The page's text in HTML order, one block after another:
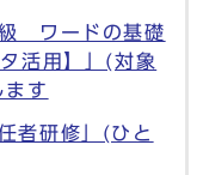
ワードの基礎
活用】」(対象
す
者研修」(ひと